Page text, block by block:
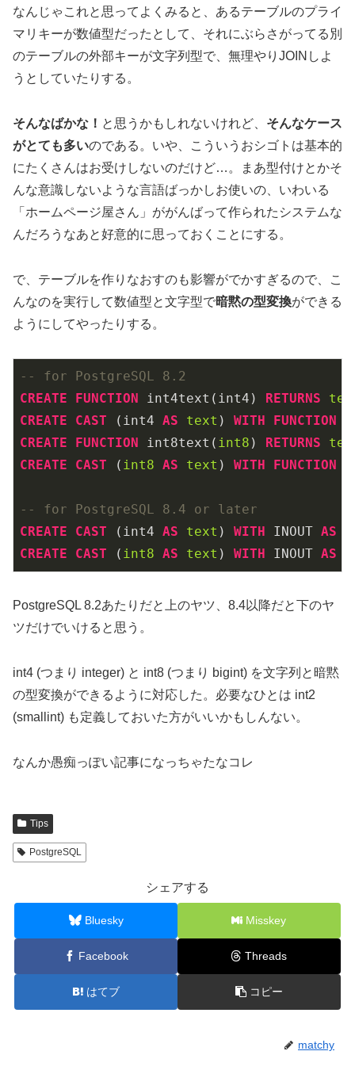
なんじゃこれと思ってよくみると、あるテーブルのプライ
マリキーが数値型だったとして、それにぶらさがってる別
のテーブルの外部キーが文字列型で、無理やりJOINしよ
うとしていたりする。
そんなばかな！ と思うかもしれないけれど、 そんなケース
がとても多いのである。いや、こういうおシゴトは基本的
にたくさんはお受けしないのだけど…。まあ型付けとかそ
んな意識しないような言語ばっかしお使いの、いわいる
「ホームページ屋さん」ががんばって作られたシステムな
んだろうなあと好意的に思っておくことにする。
で、テーブルを作りなおすのも影響がでかすぎるので、こ
んなのを実行して数値型と文字型で暗黙の型変換ができる
ようにしてやったりする。
-- for PostgreSQL 8.2
CREATE
FUNCTION int4text(int4) RETURNS
CREATE
CAST (int4 AS text ) WITH FUNCTION
CREATE
FUNCTION int8text( int8 ) RETURNS
CREATE
CAST ( int8 AS text ) WITH FUNCTION
-- for PostgreSQL 8.4 or later
CREATE
CAST (int4 AS text ) WITH INOUT AS
CREATE
CAST ( int8 AS text ) WITH INOUT AS
PostgreSQL 8.2あたりだと上のヤツ、8.4以降だと下のヤ
ツだけでいけると思う。
int4 (つまり integer) と int8 (つまり bigint) を文字列と暗黙
の型変換ができるように対応した。必要なひとは int2
(smallint) も定義しておいた方がいいかもしんない。
なんか愚痴っぽい記事になっちゃたなコレ
Tips
PostgreSQL
シェアする
Bluesky Misskey
Facebook Threads
はてブ コピー
matchy